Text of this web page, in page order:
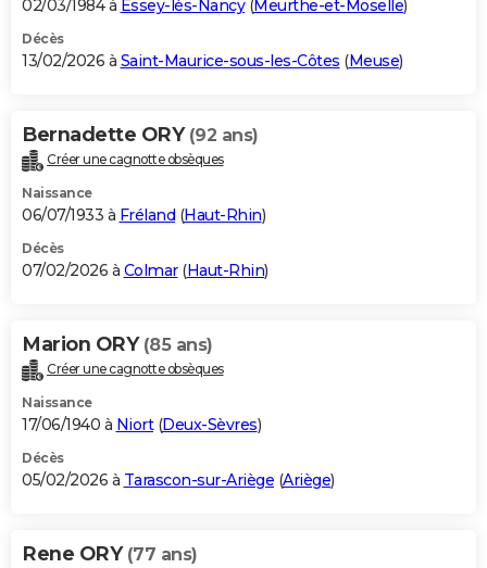
02/03/1984 à Essey-lès-Nancy(Meurthe-et-Moselle)
Décès
13/02/2026 à Saint-Maurice-sous-les-Côtes (Meuse)
Bernadette ORY (92 ans)
Créer une cagnotte obsèques
Naissance
06/07/1933 à Fréland (Haut-Rhin)
Décès
07/02/2026 à Colmar(Haut-Rhin)
Marion ORY (85 ans)
Créer une cagnotte obsèques
Naissance
17/06/1940 à Niort(Deux-Sèvres)
Décès
05/02/2026 à Tarascon-sur-Ariège (Ariège)
Rene ORY (77 ans)